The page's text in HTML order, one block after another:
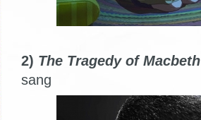
2) The Tragedy of Macbeth
sang